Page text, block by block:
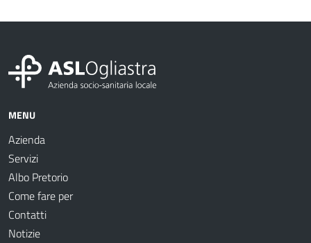
MENU
Azienda
Servizi
Albo Pretorio
Come fare per
Contatti
Notizie